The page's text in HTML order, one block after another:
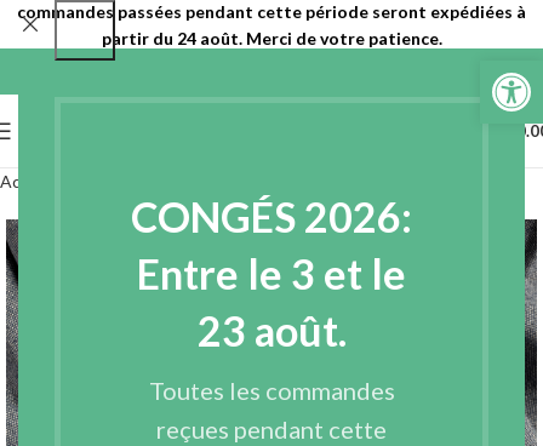
CONGÉS 2026:
Entre le 3 et le
23 août.
Toutes les commandes
reçues pendant cette
Ouvrir
Accueil
commandes passées pendant cette période seront expédiées à
partir du 24 août. Merci de votre patience.